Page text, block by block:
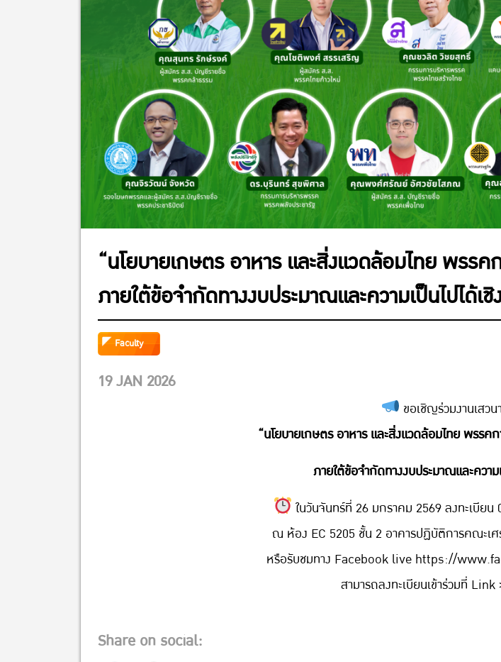
“นโยบายเกษตร อาหาร และสิ่งแวดล้อมไทย พรร
ภายใต้ข้อจำกัดทางงบประมาณและความเป็นไปได้เชิ
Faculty
19 JAN 2026
ขอเชิญร่วมงานเสว
“นโยบายเกษตร อาหาร และสิ่งแวดล้อมไทย พรร
ภายใต้ข้อจำกัดทางงบประมาณและความ
ในวันจันทร์ที่ 26 มกราคม 2569 ลงทะเบีย
ณ ห้อง EC 5205 ชั้น 2 อาคารปฏิบัติการคณะเ
หรือรับชมทาง Facebook live https://
สามารถลงทะเบียนเข้าร่วมที่ Link
Share on social: